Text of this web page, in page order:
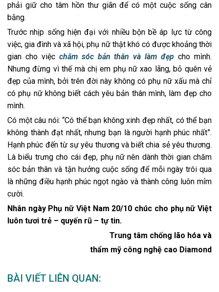
phải giữ cho tâm hồn thư giãn để có một cuộc sống cân
bằng.
Trước nhịp sống hiện đại với nhiều bộn bề áp lực từ công
việc, gia đình và xã hội, phụ nữ thật khó có được khoảng thời
gian cho việc chăm sóc bản thân và làm đẹp cho mình.
Nhưng đừng vì thế mà chị em phụ nữ xao lãng, bỏ quên vẻ
đẹp của mình, bởi trên đời này không có phụ nữ xấu mà chỉ
có phụ nữ không biết cách yêu bản thân mình, làm đẹp cho
mình.
Có một câu nói: “Có thể bạn không xinh đẹp nhất, có thể bạn
không thành đạt nhất, nhưng bạn là người hạnh phúc nhất”.
Hạnh phúc đến từ sự yêu thương và biết chia sẻ yêu thương.
Là biểu trưng cho cái đẹp, phụ nữ nên dành thời gian chăm
sóc bản thân và tận hưởng cuộc sống để mỗi ngày trôi qua
là những điều hạnh phúc ngọt ngào và thành công luôn mỉm
cười.
Nhân ngày Phụ nữ Việt Nam 20/10 chúc cho phụ nữ Việt
luôn tươi trẻ – quyến rũ – tự tin.
Trung tâm chống lão hóa và
thẩm mỹ công nghệ cao Diamond
BÀI VIẾT LIÊN QUAN: